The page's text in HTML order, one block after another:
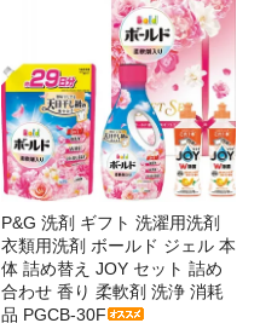
P&G 洗剤 ギフト 洗濯用洗剤
衣類用洗剤 ボールド ジェル 本
体 詰め替え JOY セット 詰め
合わせ 香り 柔軟剤 洗浄 消耗
品 PGCB-30F